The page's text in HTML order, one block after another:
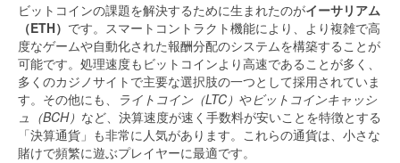
ビットコインの課題を解決するために生まれたのがイーサリアム
（ETH） です。スマートコントラクト機能により、より複雑で高
度なゲームや自動化された報酬分配のシステムを構築することが
可能です。処理速度もビットコインより高速であることが多く、
多くのカジノサイトで主要な選択肢の一つとして採用されていま
す。その他にも、
ライトコイン（LTC） やビットコインキャッシ
ュ（BCH） など、決算速度が速く手数料が安いことを特徴とする
「決算通貨」も非常に人気があります。これらの通貨は、小さな
賭けで頻繁に遊ぶプレイヤーに最適です。